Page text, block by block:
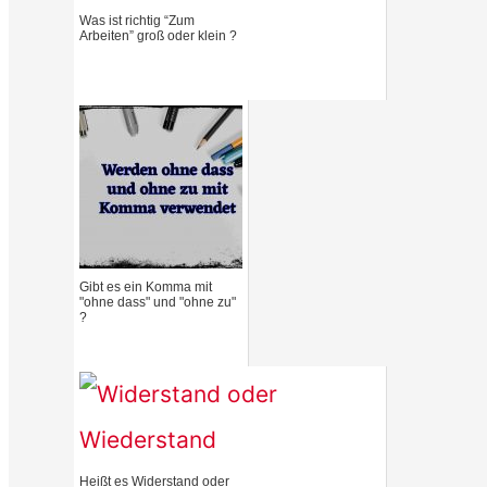
h
o
Was ist richtig “Zum
Arbeiten” groß oder klein ?
Gibt es ein Komma mit
"ohne dass" und "ohne zu"
?
Heißt es Widerstand oder